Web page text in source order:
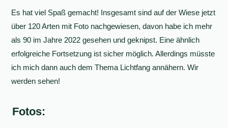
Es hat viel Spaß gemacht! Insgesamt sind auf der Wiese jetzt
über 120 Arten mit Foto nachgewiesen, davon habe ich mehr
als 90 im Jahre 2022 gesehen und geknipst. Eine ähnlich
erfolgreiche Fortsetzung ist sicher möglich. Allerdings müsste
ich mich dann auch dem Thema Lichtfang annähern. Wir
werden sehen!
Fotos: